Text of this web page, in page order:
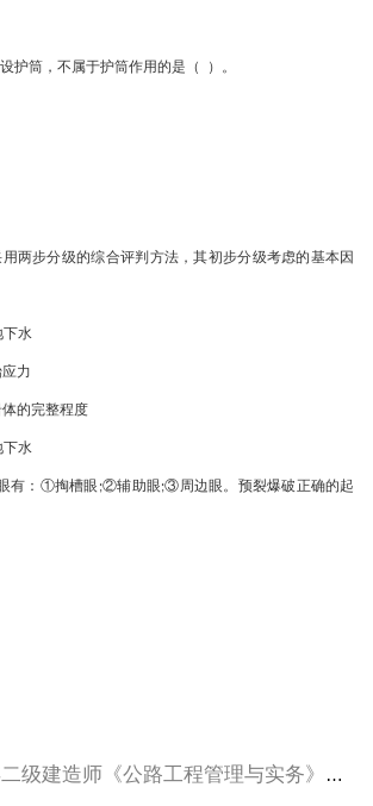
护筒，不属于护筒作用的是（ ）。
两步分级的综合评判方法，其初步分级考虑的基本因
水
力
的完整程度
水
有：①掏槽眼 ;②辅助眼;③周边眼。预裂爆破正确的起
上一条: 2019年二级建造师《公路工程管理与实务》(2)